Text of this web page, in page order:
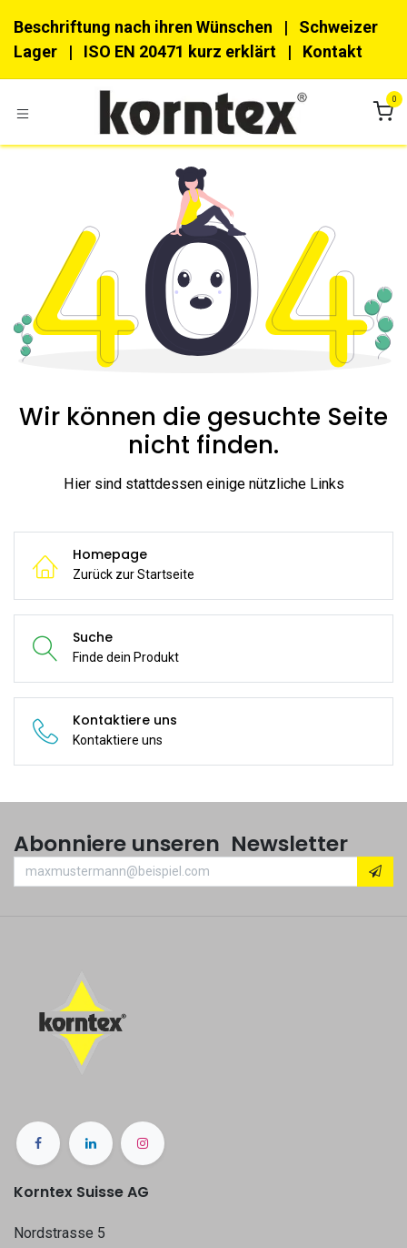
Beschriftung nach ihren Wünschen | Schweizer
Lager | ISO EN 20471 kurz erklärt | Kon​​takt
0
Wir können die gesuchte Seite
nicht finden.
Hier sind stattdessen einige nützliche Links
Homepage
Zurück zur Startseite
Suche
Finde dein Produkt
Kontaktiere uns
Kontaktiere uns
Abonniere unseren Newsletter
Korntex Suisse AG
Nordstrasse 5